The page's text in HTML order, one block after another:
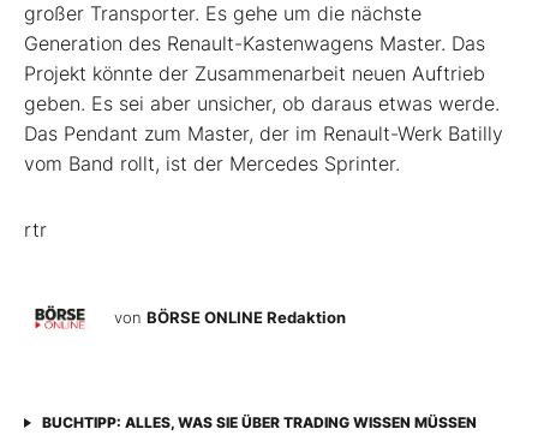
großer Transporter. Es gehe um die nächste
Generation des Renault-Kastenwagens Master. Das
Projekt könnte der Zusammenarbeit neuen Auftrieb
geben. Es sei aber unsicher, ob daraus etwas werde.
Das Pendant zum Master, der im Renault-Werk Batilly
vom Band rollt, ist der Mercedes Sprinter.
rtr
von BÖRSE ONLINE Redaktion
BUCHTIPP: ALLES, WAS SIE ÜBER TRADING WISSEN MÜSSEN